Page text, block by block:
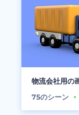
物流会社用の
75のシーン